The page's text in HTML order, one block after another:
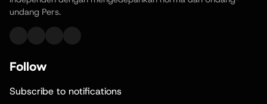
undang Pers.
Follow
Subscribe to notifications